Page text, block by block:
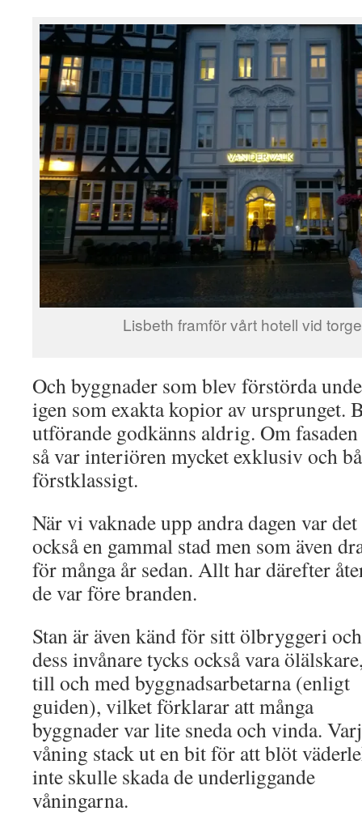
Lisbeth framför vårt hotell vid
Och byggnader som blev förstörda
igen som exakta kopior av ursprunget.
utförande godkänns aldrig. Om
så var interiören mycket exklusiv och
förstklassigt.
När vi vaknade upp andra dagen var
också en gammal stad men som även
för många år sedan. Allt har därefter
de var före branden.
Stan är även känd för sitt ölbryggeri och
dess invånare tycks också vara
till och med byggnadsarbetarna (enligt
guiden), vilket förklarar att många
byggnader var lite sneda och vinda.
våning stack ut en bit för att blöt
inte skulle skada de underliggande
våningarna.